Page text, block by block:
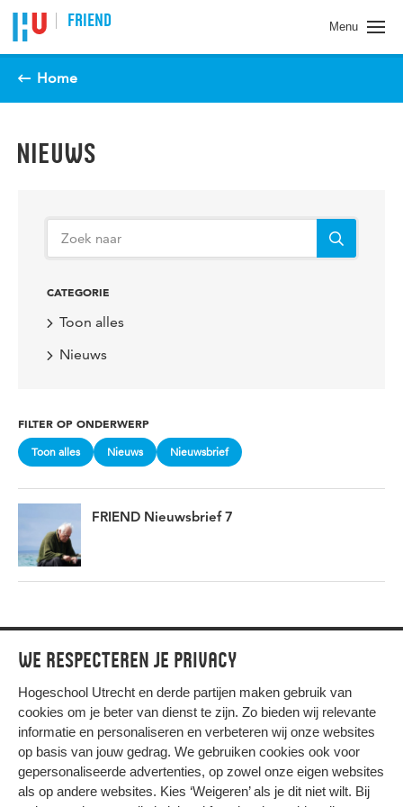
We respecteren je privacy
Hogeschool Utrecht en derde partijen maken gebruik van
cookies om je beter van dienst te zijn. Zo bieden wij relevante
informatie en personaliseren en verbeteren wij onze websites
op basis van jouw gedrag. We gebruiken cookies ook voor
gepersonaliseerde advertenties, op zowel onze eigen websites
als op andere websites. Kies ‘Weigeren’ als je dit niet wilt. Bij
Spring naar pagina inhoud
FRIEND Menu
Home
NIEUWS
CATEGORIE
Toon alles
Nieuws
FILTER OP ONDERWERP
Toon alles Nieuws Nieuwsbrief
FRIEND Nieuwsbrief 7
HIER KOMT ALLES SAMEN